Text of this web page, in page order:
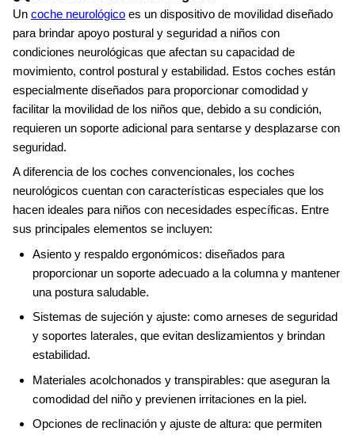
Un coche neurológico es un dispositivo de movilidad diseñado
para brindar apoyo postural y seguridad a niños con
condiciones neurológicas que afectan su capacidad de
movimiento, control postural y estabilidad. Estos coches están
especialmente diseñados para proporcionar comodidad y
facilitar la movilidad de los niños que, debido a su condición,
requieren un soporte adicional para sentarse y desplazarse con
seguridad.
A diferencia de los coches convencionales, los coches
neurológicos cuentan con características especiales que los
hacen ideales para niños con necesidades específicas. Entre
sus principales elementos se incluyen:
Asiento y respaldo ergonómicos: diseñados para
proporcionar un soporte adecuado a la columna y mantener
una postura saludable.
Sistemas de sujeción y ajuste: como arneses de seguridad
y soportes laterales, que evitan deslizamientos y brindan
estabilidad.
Materiales acolchonados y transpirables: que aseguran la
comodidad del niño y previenen irritaciones en la piel.
Opciones de reclinación y ajuste de altura: que permiten